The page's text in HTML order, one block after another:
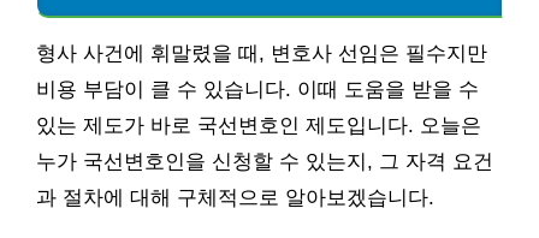
형사 사건에 휘말렸을 때, 변호사 선임은 필수지만
비용 부담이 클 수 있습니다. 이때 도움을 받을 수
있는 제도가 바로 국선변호인 제도입니다. 오늘은
누가 국선변호인을 신청할 수 있는지, 그 자격 요건
과 절차에 대해 구체적으로 알아보겠습니다.